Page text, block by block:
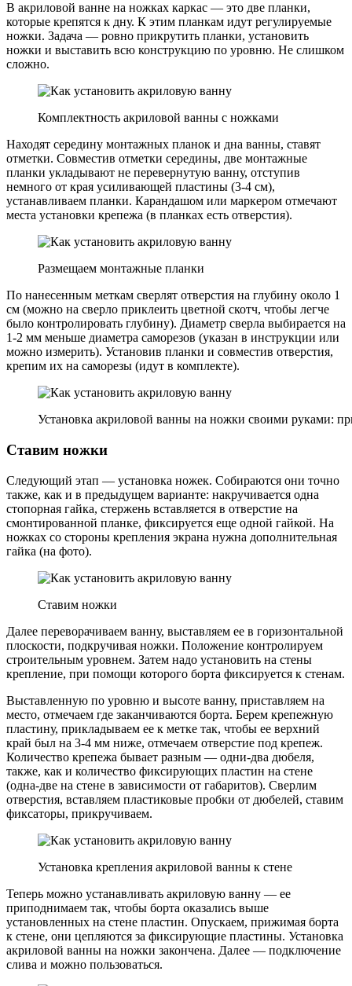
В акриловой ванне на ножках каркас — это две планки,
которые крепятся к дну. К этим планкам идут регулируемые
ножки. Задача — ровно прикрутить планки, установить
ножки и выставить всю конструкцию по уровню. Не слишком
сложно.
Комплектность акриловой ванны с ножками
Находят середину монтажных планок и дна ванны, ставят
отметки. Совместив отметки середины, две монтажные
планки укладывают не перевернутую ванну, отступив
немного от края усиливающей пластины (3-4 см),
устанавливаем планки. Карандашом или маркером отмечают
места установки крепежа (в планках есть отверстия).
Размещаем монтажные планки
По нанесенным меткам сверлят отверстия на глубину около 1
см (можно на сверло приклеить цветной скотч, чтобы легче
было контролировать глубину). Диаметр сверла выбирается на
1-2 мм меньше диаметра саморезов (указан в инструкции или
можно измерить). Установив планки и совместив отверстия,
крепим их на саморезы (идут в комплекте).
Установка акриловой ванны на ножки своими руками:
Ставим ножки
Следующий этап — установка ножек. Собираются они точно
также, как и в предыдущем варианте: накручивается одна
стопорная гайка, стержень вставляется в отверстие на
смонтированной планке, фиксируется еще одной гайкой. На
ножках со стороны крепления экрана нужна дополнительная
гайка (на фото).
Ставим ножки
Далее переворачиваем ванну, выставляем ее в горизонтальной
плоскости, подкручивая ножки. Положение контролируем
строительным уровнем. Затем надо установить на стены
крепление, при помощи которого борта фиксируется к стенам.
Выставленную по уровню и высоте ванну, приставляем на
место, отмечаем где заканчиваются борта. Берем крепежную
пластину, прикладываем ее к метке так, чтобы ее верхний
край был на 3-4 мм ниже, отмечаем отверстие под крепеж.
Количество крепежа бывает разным — одни-два дюбеля,
также, как и количество фиксирующих пластин на стене
(одна-две на стене в зависимости от габаритов). Сверлим
отверстия, вставляем пластиковые пробки от дюбелей, ставим
фиксаторы, прикручиваем.
Установка крепления акриловой ванны к стене
Теперь можно устанавливать акриловую ванну — ее
приподнимаем так, чтобы борта оказались выше
установленных на стене пластин. Опускаем, прижимая борта
к стене, они цепляются за фиксирующие пластины. Установка
акриловой ванны на ножки закончена. Далее — подключение
слива и можно пользоваться.